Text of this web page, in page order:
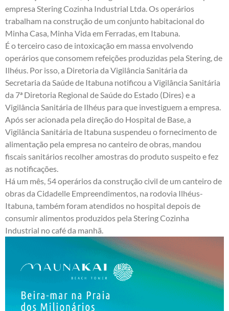
empresa Stering Cozinha Industrial Ltda. Os operários
trabalham na construção de um conjunto habitacional do
Minha Casa, Minha Vida em Ferradas, em Itabuna.
É o terceiro caso de intoxicação em massa envolvendo
operários que consomem refeições produzidas pela Stering, de
Ilhéus. Por isso, a Diretoria da Vigilância Sanitária da
Secretaria da Saúde de Itabuna notificou a Vigilância Sanitária
da 7ª Diretoria Regional de Saúde do Estado (Dires) e a
Vigilância Sanitária de Ilhéus para que investiguem a empresa.
Após ser acionada pela direção do Hospital de Base, a
Vigilância Sanitária de Itabuna suspendeu o fornecimento de
alimentação pela empresa no canteiro de obras, mandou
fiscais sanitários recolher amostras do produto suspeito e fez
as notificações.
Há um mês, 54 operários da construção civil de um canteiro de
obras da Cidadelle Empreendimentos, na rodovia Ilhéus-
Itabuna, também foram atendidos no hospital depois de
consumir alimentos produzidos pela Stering Cozinha
Industrial no café da manhã.